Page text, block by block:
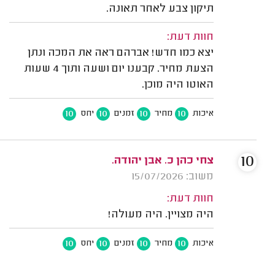
תיקון צבע לאחר תאונה.
חוות דעת:
יצא כמו חדש! אברהם ראה את המכה ונתן
הצעת מחיר. קבענו יום ושעה ותוך 4 שעות
האוטו היה מוכן.
איכות 10 מחיר 10 זמנים 10 יחס 10
צחי כהן כ. אבן יהודה.
משוב: 15/07/2026
חוות דעת:
היה מצויין. היה מעולה!
איכות 10 מחיר 10 זמנים 10 יחס 10
10